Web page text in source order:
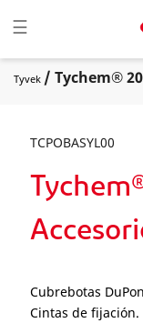
Toggle
☰
Tyvek / Tychem®
TCPOBASYL00
Cubrebotas
Cintas de